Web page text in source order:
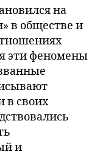
на
в обществе и
эти феномены
в своих
и